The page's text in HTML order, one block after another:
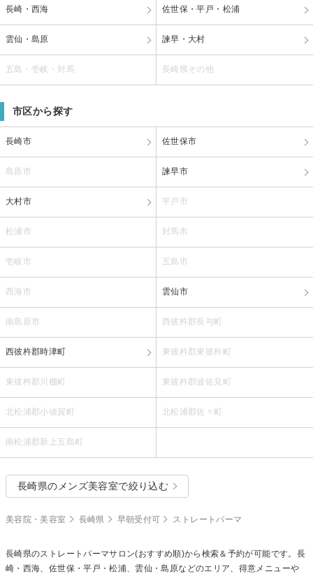
長崎・西海 佐世保・平戸・松浦
雲仙・島原 諫早・大村
五島・壱岐・対馬 長崎県その他
市区から探す
長崎市 佐世保市
島原市 諫早市
大村市 平戸市
松浦市 対馬市
壱岐市 五島市
西海市 雲仙市
南島原市 西彼杵郡長与町
西彼杵郡時津町 東彼杵郡東彼杵町
東彼杵郡川棚町 東彼杵郡波佐見町
北松浦郡小値賀町 北松浦郡佐々町
南松浦郡新上五島町
長崎県のメンズ美容室で絞り込む
美容院・美容室 長崎県 早朝受付可 ストレートパーマ
長崎県のストレートパーマサロン(おすすめ順)から検索＆予約が可能です。長
崎・西海、佐世保・平戸・松浦、雲仙・島原などのエリア、得意メニューや